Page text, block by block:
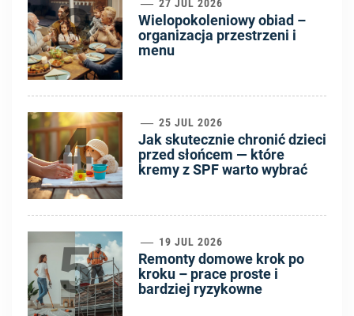
3 27 JUL 2026
Wielopokoleniowy obiad –
organizacja przestrzeni i
menu
4 25 JUL 2026
Jak skutecznie chronić dzieci
przed słońcem — które
kremy z SPF warto wybrać
5 19 JUL 2026
Remonty domowe krok po
kroku – prace proste i
bardziej ryzykowne